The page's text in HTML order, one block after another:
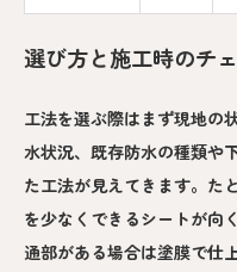
選び方と施工時のチ
工法を選ぶ際はまず現地の
水状況、既存防水の種類や
た工法が見えてきます。た
を少なくできるシートが向
通部がある場合は塗膜で仕